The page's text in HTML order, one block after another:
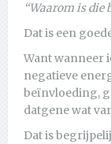
“Waarom is die
Dat is een
Want wanneer
negatieve
beïnvloeding,
datgene wat
Dat is